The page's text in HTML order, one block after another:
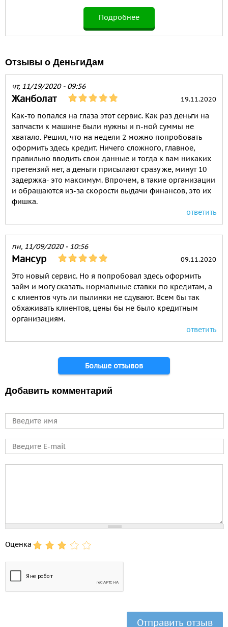
Подробнее
Отзывы о ДеньгиДам
чт, 11/19/2020 - 09:56
Жанболат 19.11.2020
Как-то попался на глаза этот сервис. Как раз деньги на
запчасти к машине были нужны и n-ной суммы не
хватало. Решил, что на недели 2 можно попробовать
оформить здесь кредит. Ничего сложного, главное,
правильно вводить свои данные и тогда к вам никаких
претензий нет, а деньги присылают сразу же, минут 10
задержка- это максимум. Впрочем, в такие организации
и обращаются из-за скорости выдачи финансов, это их
фишка.
ответить
пн, 11/09/2020 - 10:56
Мансур 09.11.2020
Это новый сервис. Но я попробовал здесь оформить
займ и могу сказать. нормальные ставки по кредитам, а
с клиентов чуть ли пылинки не сдувают. Всем бы так
обхаживать клиентов, цены бы не было кредитным
организациям.
ответить
Больше отзывов
Добавить комментарий
Имя
E-mail
Оценка